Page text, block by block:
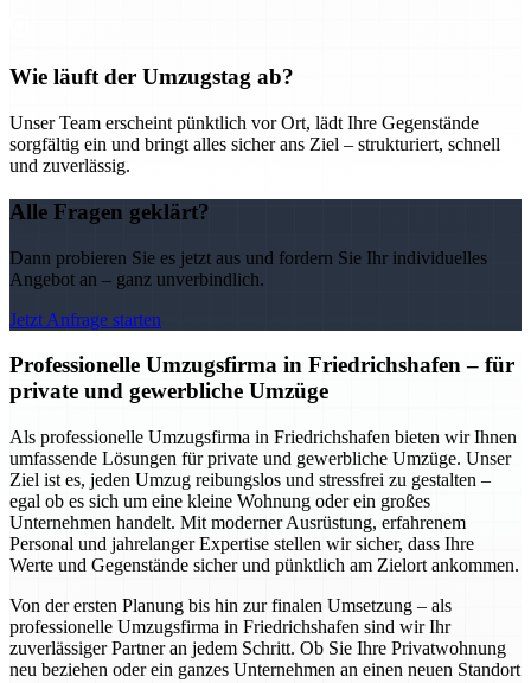
Wie läuft der Umzugstag ab?
Unser Team erscheint pünktlich vor Ort, lädt Ihre Gegenstände
sorgfältig ein und bringt alles sicher ans Ziel – strukturiert, schnell
und zuverlässig.
Alle Fragen geklärt?
Dann probieren Sie es jetzt aus und fordern Sie Ihr individuelles
Angebot an – ganz unverbindlich.
Jetzt Anfrage starten
Professionelle Umzugsfirma in Friedrichshafen – für
private und gewerbliche Umzüge
Als professionelle Umzugsfirma in Friedrichshafen bieten wir Ihnen
umfassende Lösungen für private und gewerbliche Umzüge. Unser
Ziel ist es, jeden Umzug reibungslos und stressfrei zu gestalten –
egal ob es sich um eine kleine Wohnung oder ein großes
Unternehmen handelt. Mit moderner Ausrüstung, erfahrenem
Personal und jahrelanger Expertise stellen wir sicher, dass Ihre
Werte und Gegenstände sicher und pünktlich am Zielort ankommen.
Von der ersten Planung bis hin zur finalen Umsetzung – als
professionelle Umzugsfirma in Friedrichshafen sind wir Ihr
zuverlässiger Partner an jedem Schritt. Ob Sie Ihre Privatwohnung
neu beziehen oder ein ganzes Unternehmen an einen neuen Standort